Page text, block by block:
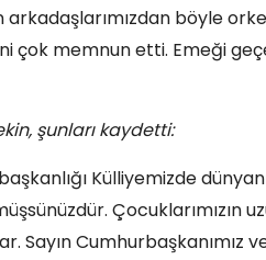
böyle
çok memnun etti. Emeği
şunları kaydetti:
Külliyemizde
Çocuklarımızın
Sayın Cumhurbaşkanımız